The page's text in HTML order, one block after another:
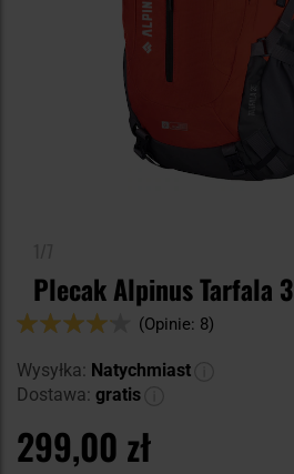
Plecak Alpinus Tarfala
Ocena:
(Opinie: 8)
Wysyłka: Natychmiast
Dostawa: gratis
299,00 zł